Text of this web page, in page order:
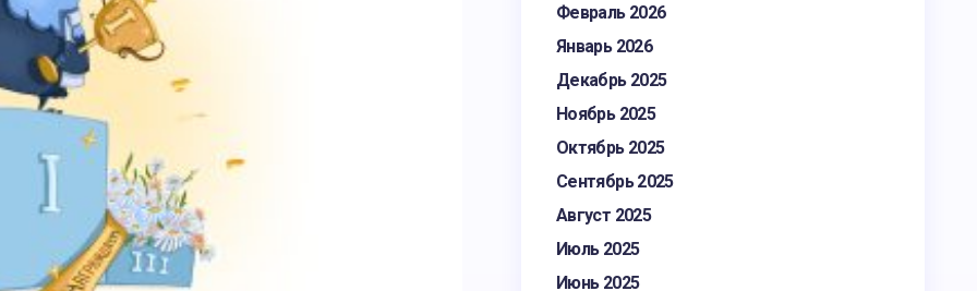
Февраль 2026
Январь 2026
Декабрь 2025
Ноябрь 2025
Октябрь 2025
Сентябрь 2025
Август 2025
Июль 2025
Июнь 2025